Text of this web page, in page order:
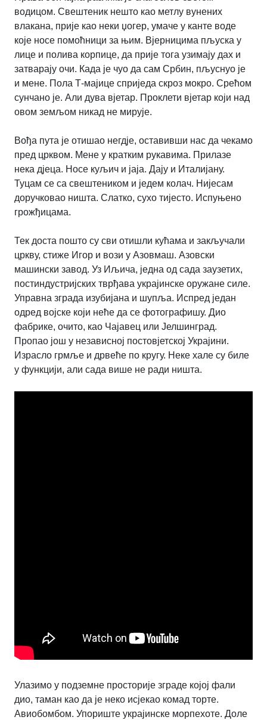
водицом. Свештеник нешто као метлу вунених
влакана, прије као неки џогер, умаче у канте воде
које носе помоћници за њим. Вјерницима пљуска у
лице и полива корпице, да прије тога узимају дах и
затварају очи. Када је чуо да сам Србин, пљуснуо је
и мене. Пола Т-мајице сприједа скроз мокро. Срећом
сунчано је. Али дува вјетар. Проклети вјетар који над
овом земљом никад не мирује.
Вођа пута је отишао негдје, оставивши нас да чекамо
пред црквом. Мене у кратким рукавима. Прилазе
нека дјеца. Носе куљич и јаја. Дају и Италијану.
Туцам се са свештеником и једем колач. Нијесам
доручковао ништа. Слатко, сухо тијесто. Испуњено
грожђицама.
Тек доста пошто су сви отишли кућама и закључали
цркву, стиже Игор и вози у Азовмаш. Азовски
машински завод. Уз Иљича, једна од сада заузетих,
постиндустријских тврђава украјинске оружане силе.
Управна зграда изубијана и шупља. Испред један
одред војске који неће да се фотографишу. Дио
фабрике, очито, као Чајавец или Јелшинград.
Пропао још у независној постовјетској Украјини.
Израсло грмље и дрвеће по кругу. Неке хале су биле
у функцији, али сада више не ради ништа.
Улазимо у подземне просторије зграде којој фали
дио, таман као да је неко исјекао комад торте.
Авиобомбом. Упориште украјинске морпехоте. Доле